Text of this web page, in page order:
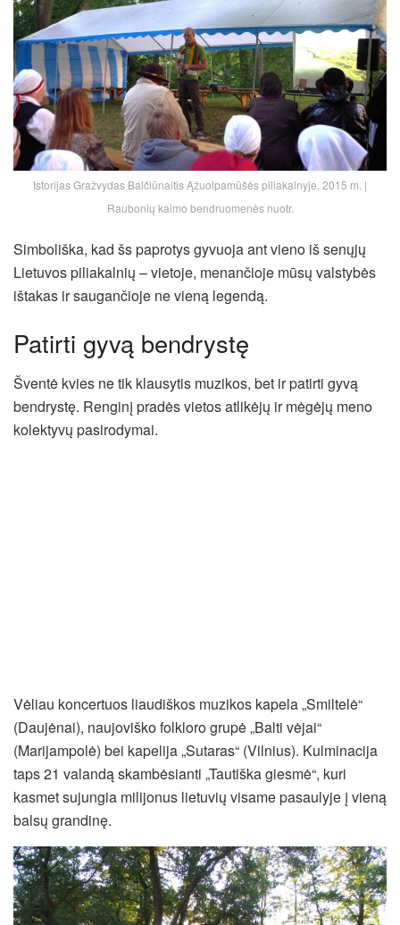
Istorijas Gražvydas Balčiūnaitis Ąžuolpamūšės piliakalnyje, 2015 m. |
Raubonių kaimo bendruomenės nuotr.
Simboliška, kad šs paprotys gyvuoja ant vieno iš senųjų
Lietuvos piliakalnių – vietoje, menančioje mūsų valstybės
ištakas ir saugančioje ne vieną legendą.
Patirti gyvą bendrystę
Šventė kvies ne tik klausytis muzikos, bet ir patirti gyvą
bendrystę. Renginį pradės vietos atlikėjų ir mėgėjų meno
kolektyvų pasirodymai.
Vėliau koncertuos liaudiškos muzikos kapela „Smiltelė“
(Daujėnai), naujoviško folkloro grupė „Balti vėjai“
(Marijampolė) bei kapelija „Sutaras“ (Vilnius). Kulminacija
taps 21 valandą skambėsianti „Tautiška giesmė“, kuri
kasmet sujungia milijonus lietuvių visame pasaulyje į vieną
balsų grandinę.